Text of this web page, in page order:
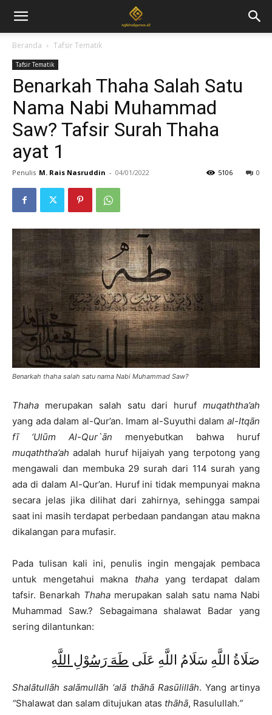
Beranda Tafsir Tematik
Tafsir Tematik
Benarkah Thaha Salah Satu
Nama Nabi Muhammad
Saw? Tafsir Surah Thaha
ayat 1
Penulis M. Rais Nasruddin - 04/01/2022 0
5106
Benarkah thaha salah satu nama Nabi Muhammad Saw?
Thaha merupakan salah satu dari hurufmuqaththa’ah
yang ada dalam al-Qur’an. Imam al-Suyuthi dalam al-Itqān
fī ‘Ulūm Al-Qur`ān menyebutkan bahwa huruf
muqaththa’ah adalah huruf hijaiyah yang terpotong yang
mengawali dan membuka 29 surah dari 114 surah yang
ada di dalam Al-Qur’an. Huruf ini tidak mempunyai makna
secara jelas jika dilihat dari zahirnya, sehingga sampai
saat ini masih terdapat perbedaan pandangan atau makna
dikalangan para mufasir.
Pada tulisan kali ini, penulis ingin mengajak pembaca
untuk mengetahui makna thaha yang terdapat dalam
tafsir. Benarkah Thaha merupakan salah satu nama Nabi
Muhammad Saw.? Sebagaimana shalawat Badar yang
sering dilantunkan:
صَلَاةُ اللَّهِ سَلَامُ اللَّهِ عَلَى طَهَ رَسُوْلِ اللَّهِ
Shalātullāh salāmullāh ‘alā thāhā Rasūlillāh. Yang artinya
“Shalawat dan salam ditujukan atas thāhā, Rasulullah.”